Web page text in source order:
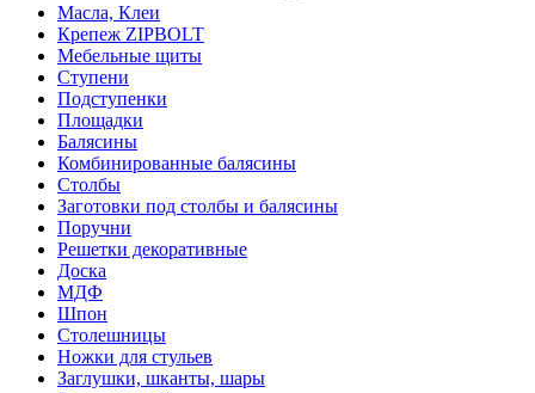
Масла, Клеи
Крепеж ZIPBOLT
Мебельные щиты
Ступени
Подступенки
Площадки
Балясины
Комбинированные балясины
Столбы
Заготовки под столбы и балясины
Поручни
Решетки декоративные
Доска
МДФ
Шпон
Столешницы
Ножки для стульев
Заглушки, шканты, шары